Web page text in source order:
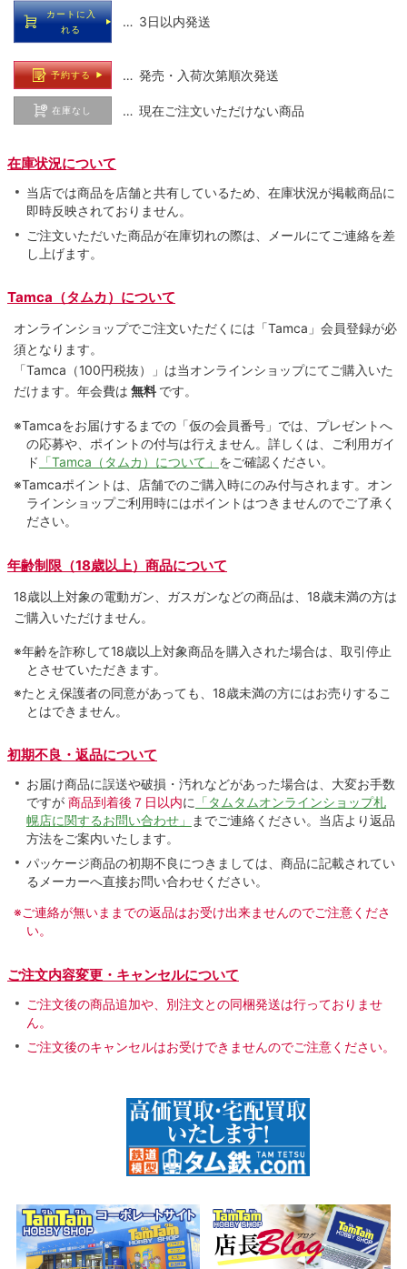
カートに入
れる
… 3日以内発送
予約する … 発売・入荷次第順次発送
在庫なし … 現在ご注文いただけない商品
在庫状況について
当店では商品を店舗と共有しているため、在庫状況が掲載商品に
即時反映されておりません。
ご注文いただいた商品が在庫切れの際は、メールにてご連絡を差
し上げます。
Tamca（タムカ）について
オンラインショップでご注⽂いただくには「Tamca」会員登録が必
須となります。
「Tamca （100円税抜）
」は当オンラインショップにてご購⼊いた
だけます。 年会費は 無料 です。
※Tamcaをお届けするまでの「仮の会員番号」では、プレゼントへ
の応募や、ポイントの付与は⾏えません。詳しくは、ご利⽤ガイ
ド 「Tamca（タムカ）について」 をご確認ください。
※Tamcaポイントは、店舗でのご購⼊時にのみ付与されます。オン
ラインショップご利用時にはポイントはつきませんのでご了承く
ださい。
年齢制限（18歳以上）商品について
18歳以上対象の電動ガン、ガスガンなどの商品は、18歳未満の方は
ご購入いただけません。
※年齢を詐称して18歳以上対象商品を購入された場合は、取引停止
とさせていただきます。
※たとえ保護者の同意があっても、18歳未満の方にはお売りするこ
とはできません。
初期不良・返品について
お届け商品に誤送や破損・汚れなどがあった場合は、大変お手数
ですが 商品到着後７日以内に 「タムタムオンラインショップ札
幌店に関するお問い合わせ」 までご連絡ください。当店より返品
方法をご案内いたします。
パッケージ商品の初期不良につきましては、商品に記載されてい
るメーカーへ直接お問い合わせください。
※ご連絡が無いままでの返品はお受け出来ませんのでご注意くださ
い。
ご注文内容変更・キャンセルについて
ご注文後の商品追加や、別注文との同梱発送は行っておりませ
ん。
ご注文後のキャンセルはお受けできませんのでご注意ください。